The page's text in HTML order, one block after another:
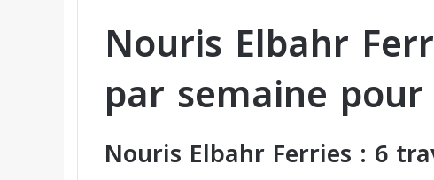
Nouris Elbahr
par semaine
Nouris Elbahr Ferries : 6